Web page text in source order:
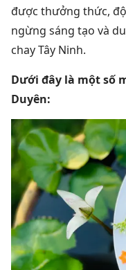
được thưởng thức,
ngừng sáng tạo và
chay Tây Ninh.
Dưới đây là một số
Duyên: